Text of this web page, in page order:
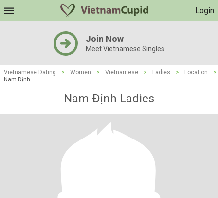
Login
Join Now
Meet Vietnamese Singles
Vietnamese Dating > Women > Vietnamese > Ladies > Location
>
Nam Ðịnh
Nam Ðịnh Ladies